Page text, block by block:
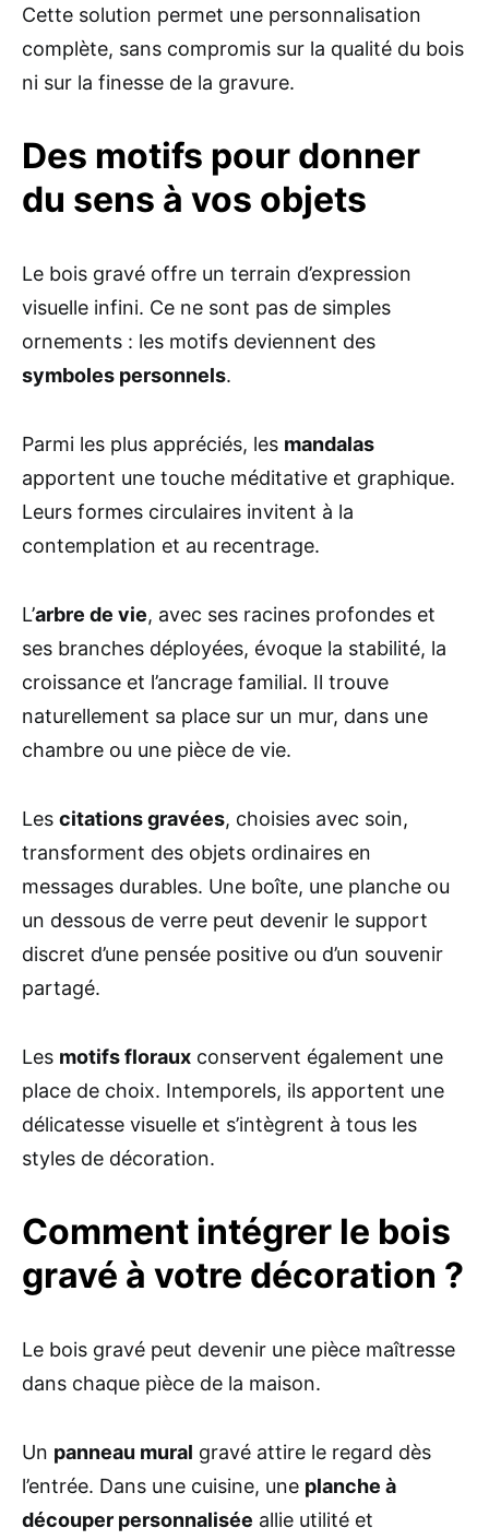
Cette solution permet une personnalisation
complète, sans compromis sur la qualité du bois
ni sur la finesse de la gravure.
Des motifs pour donner
du sens à vos objets
Le bois gravé offre un terrain d’expression
visuelle infini. Ce ne sont pas de simples
ornements : les motifs deviennent des
symboles personnels.
Parmi les plus appréciés, les mandalas
apportent une touche méditative et graphique.
Leurs formes circulaires invitent à la
contemplation et au recentrage.
L’arbre de vie, avec ses racines profondes et
ses branches déployées, évoque la stabilité, la
croissance et l’ancrage familial. Il trouve
naturellement sa place sur un mur, dans une
chambre ou une pièce de vie.
Les citations gravées, choisies avec soin,
transforment des objets ordinaires en
messages durables. Une boîte, une planche ou
un dessous de verre peut devenir le support
discret d’une pensée positive ou d’un souvenir
partagé.
Les motifs floraux conservent également une
place de choix. Intemporels, ils apportent une
délicatesse visuelle et s’intègrent à tous les
styles de décoration.
Comment intégrer le bois
gravé à votre décoration ?
Le bois gravé peut devenir une pièce maîtresse
dans chaque pièce de la maison.
Un panneau mural gravé attire le regard dès
l’entrée. Dans une cuisine, une planche à
découper personnalisée allie utilité et